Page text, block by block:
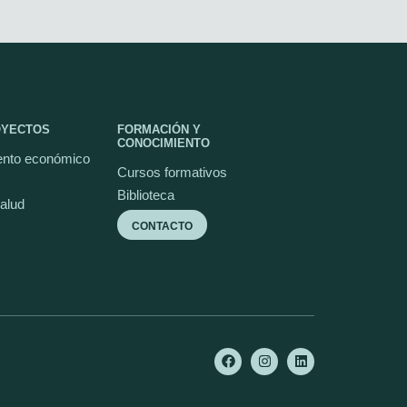
económico
FORMACIÓN Y
CONOCIMIENTO
Cursos formativos
Biblioteca
CONTACTO